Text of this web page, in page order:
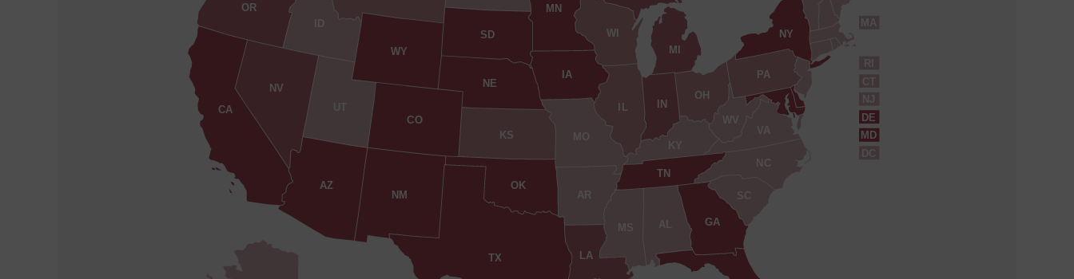
AL
AZ
AR
CA
CO
CT
DE
DC
GA
ID
IN
IA
KS
KY
LA
MD
MA
MI
MN
MS
MO
NE
NV
NJ
NM
NY
NC
OH
OK
OR
PA
RI
SC
SD
TN
TX
UT
VA
WV
WI
WY